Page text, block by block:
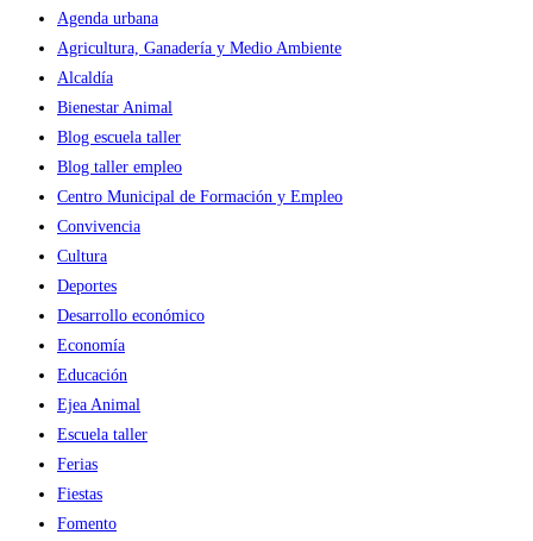
Agenda urbana
Agricultura, Ganadería y Medio Ambiente
Alcaldía
Bienestar Animal
Blog escuela taller
Blog taller empleo
Centro Municipal de Formación y Empleo
Convivencia
Cultura
Deportes
Desarrollo económico
Economía
Educación
Ejea Animal
Escuela taller
Ferias
Fiestas
Fomento